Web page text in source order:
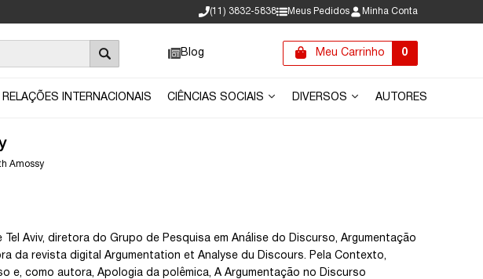
(11) 3832-5838 Meus Pedidos Minha Conta
Blog Meu Carrinho 0
RELAÇÕES INTERNACIONAIS CIÊNCIAS SOCIAIS DIVERSOS AUTORES
Amossy
Aviv, diretora do Grupo de Pesquisa em Análise do Discurso, Argumentação
da revista digital Argumentation et Analyse du Discours. Pela Contexto,
e, como autora, Apologia da polêmica, A Argumentação no Discurso